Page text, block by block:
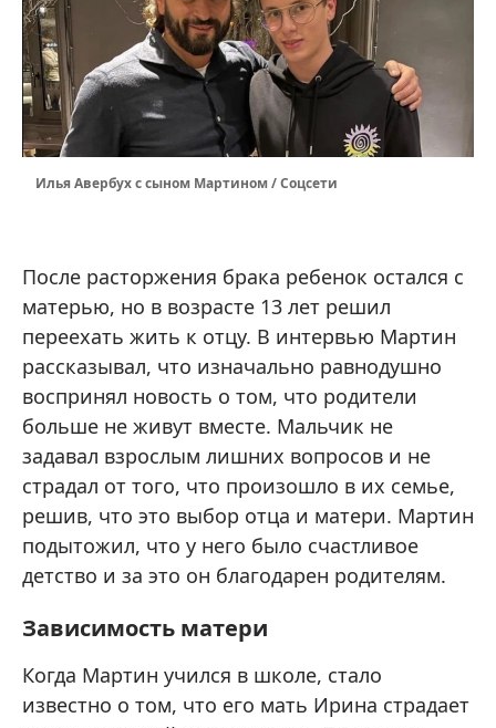
Илья Авербух с сыном Мартином / Соцсети
После расторжения брака ребенок остался с
матерью, но в возрасте 13 лет решил
переехать жить к отцу. В интервью Мартин
рассказывал, что изначально равнодушно
воспринял новость о том, что родители
больше не живут вместе. Мальчик не
задавал взрослым лишних вопросов и не
страдал от того, что произошло в их семье,
решив, что это выбор отца и матери. Мартин
подытожил, что у него было счастливое
детство и за это он благодарен родителям.
Зависимость матери
Когда Мартин учился в школе, стало
известно о том, что его мать Ирина страдает